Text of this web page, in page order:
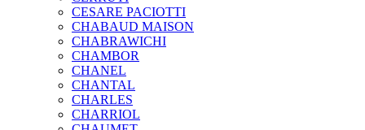
CESARE PACIOTTI
CHABAUD MAISON
CHABRAWICHI
CHAMBOR
CHANEL
CHANTAL
CHARLES
CHARRIOL